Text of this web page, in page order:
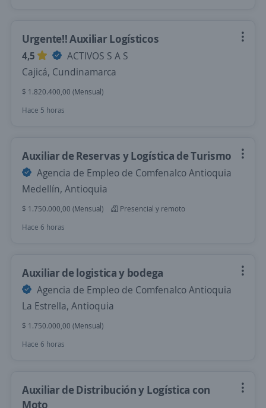
Urgente!! Auxiliar Logísticos
4,5
ACTIVOS S A S
Cajicá, Cundinamarca
$ 1.820.400,00 (Mensual)
Hace 5 horas
Auxiliar de Reservas y Logística de Turismo
Agencia de Empleo de Comfenalco Antioquia
Medellín, Antioquia
$ 1.750.000,00 (Mensual)
Presencial y remoto
Hace 6 horas
Auxiliar de logistica y bodega
Agencia de Empleo de Comfenalco Antioquia
La Estrella, Antioquia
$ 1.750.000,00 (Mensual)
Hace 6 horas
Auxiliar de Distribución y Logística con
Moto